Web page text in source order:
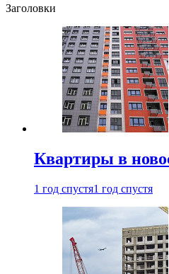
Заголовки
Квартиры в
1 год спустя1 год спустя